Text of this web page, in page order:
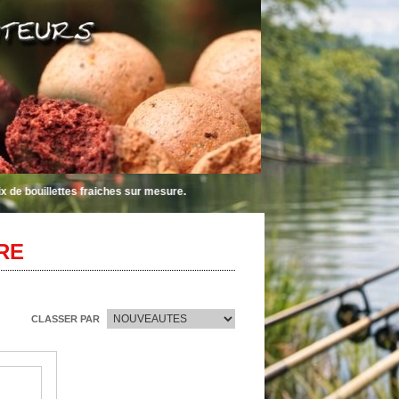
fraiches sur mesure.
CLASSER PAR